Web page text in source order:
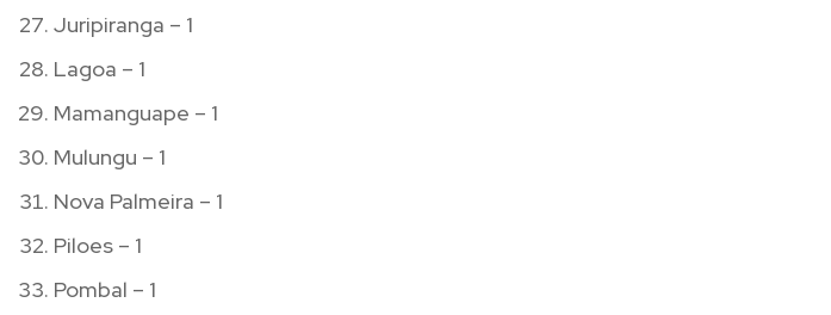
Juripiranga – 1
Lagoa – 1
Mamanguape – 1
Mulungu – 1
Nova Palmeira – 1
Piloes – 1
Pombal – 1